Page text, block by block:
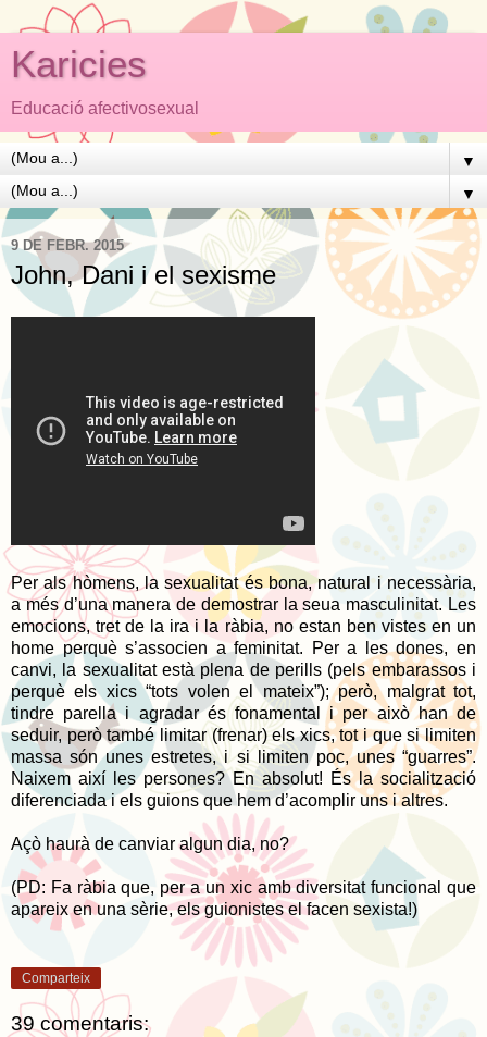
Karicies
Educació afectivosexual
▼
▼
9 DE FEBR. 2015
John, Dani i el sexisme
Per als hòmens, la sexualitat és bona, natural i necessària,
a més d’una manera de demostrar la seua masculinitat. Les
emocions, tret de la ira i la ràbia, no estan ben vistes en un
home perquè s’associen a feminitat. Per a les dones, en
canvi, la sexualitat està plena de perills (pels embarassos i
perquè els xics “tots volen el mateix”); però, malgrat tot,
tindre parella i agradar és fonamental i per això han de
seduir, però també limitar (frenar) els xics, tot i que si limiten
massa són unes estretes, i si limiten poc, unes “guarres”.
Naixem així les persones? En absolut! És la socialització
diferenciada i els guions que hem d’acomplir uns i altres.
Açò haurà de canviar algun dia, no?
(PD: Fa ràbia que, per a un xic amb diversitat funcional que
apareix en una sèrie, els guionistes el facen sexista!)
Comparteix
39 comentaris: